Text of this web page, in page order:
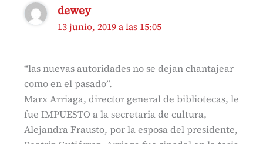
dewey
13 junio, 2019 a las 15:05
“las nuevas autoridades no se dejan chantajear
como en el pasado”.
Marx Arriaga, director general de bibliotecas, le
fue IMPUESTO a la secretaria de cultura,
Alejandra Frausto, por la esposa del presidente,